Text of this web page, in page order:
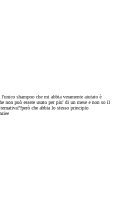
shampoo che mi abbia veramente aiutato è
può essere usato per piu' di un mese e non so il
che abbia lo stesso principio